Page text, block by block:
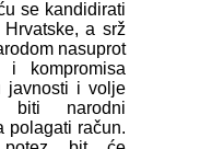
se kandidirati
a srž
nasuprot
i kompromisa
javnosti i volje
biti narodni
polagati račun.